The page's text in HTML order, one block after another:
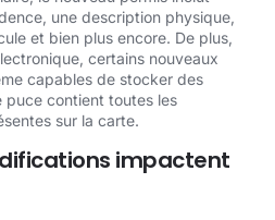
une description physique,
et bien plus encore. De plus,
certains nouveaux
capables de stocker des
puce contient toutes les
sur la carte.
impactent